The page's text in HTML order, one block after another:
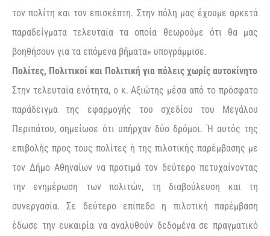
τον πολίτη και τον επισκέπτη. Στην πόλη μας έχουμε αρκετά
παραδείγματα τελευταία τα οποία θεωρούμε ότι θα μας
βοηθήσουν για τα επόμενα βήματα» υπογράμμισε.
Πολίτες, Πολιτικοί και Πολιτική για πόλεις χωρίς αυτοκίνητο
Στην τελευταία ενότητα, ο κ. Αξιώτης μέσα από το πρόσφατο
παράδειγμα της εφαρμογής του σχεδίου του Μεγάλου
Περιπάτου, σημείωσε ότι υπήρχαν δύο δρόμοι. Ή αυτός της
επιβολής προς τους πολίτες ή της πιλοτικής παρέμβασης με
τον Δήμο Αθηναίων να προτιμά τον δεύτερο πετυχαίνοντας
την ενημέρωση των πολιτών, τη διαβούλευση και τη
συνεργασία. Σε δεύτερο επίπεδο η πιλοτική παρέμβαση
έδωσε την ευκαιρία να αναλυθούν δεδομένα σε πραγματικό